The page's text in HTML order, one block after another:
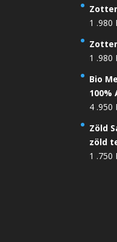
1 .980
1 .980
Bio
100%
4 .950
Zöld
zöld
1 .750